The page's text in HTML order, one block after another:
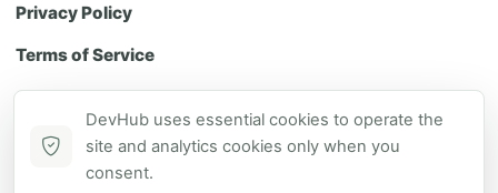
Privacy Policy
Terms of Service
Cookie Policy
DevHub uses essential cookies to operate the
site and analytics cookies only when you
consent.